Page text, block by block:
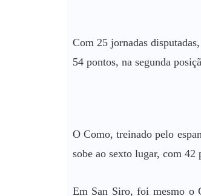
Com 25 jornadas
54 pontos, na segunda
O Como, treinado pelo
sobe ao sexto lugar, com 42
Em San Siro, foi mesmo o